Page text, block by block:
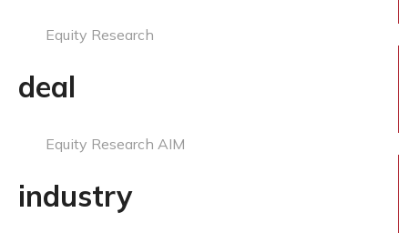
Equity Research
deal
Equity Research AIM
industry